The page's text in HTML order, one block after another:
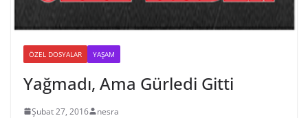
ÖZEL DOSYALAR YAŞAM
Yağmadı, Ama Gürledi Gitti
Şubat 27, 2016 nesra